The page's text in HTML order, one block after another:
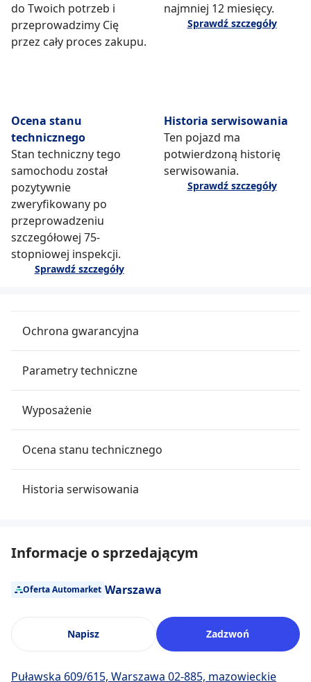
do Twoich potrzeb i
przeprowadzimy Cię
przez cały proces zakupu.
najmniej 12 miesięcy.
Sprawdź szczegóły
Ocena stanu
technicznego
Stan techniczny tego
samochodu został
pozytywnie
zweryfikowany po
przeprowadzeniu
szczegółowej 75-
stopniowej inspekcji.
Sprawdź szczegóły
Historia serwisowania
Ten pojazd ma
potwierdzoną historię
serwisowania.
Sprawdź szczegóły
Ochrona gwarancyjna
Parametry techniczne
Wyposażenie
Ocena stanu technicznego
Historia serwisowania
Informacje o sprzedającym
Oferta Automarket Warszawa
Napisz Zadzwoń
Puławska 609/615, Warszawa 02-885, mazowieckie